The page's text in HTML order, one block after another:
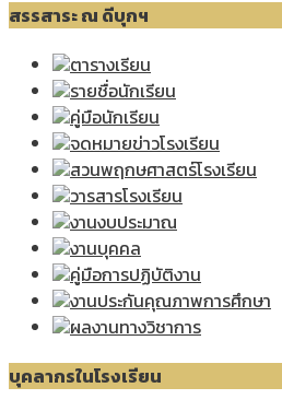
สรรสาระ ณ ดีบุกฯ
ตารางเรียน
รายชื่อนักเรียน
คู่มือนักเรียน
จดหมายข่าวโรงเรียน
สวนพฤกษศาสตร์โรงเรียน
วารสารโรงเรียน
งานงบประมาณ
งานบุคคล
คู่มือการปฏิบัติงาน
งานประกันคุณภาพการศึกษา
ผลงานทางวิชาการ
บุคลากรในโรงเรียน